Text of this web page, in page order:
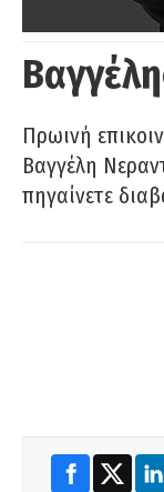
Πρωινή
Βαγγέλη
πηγαίνετε